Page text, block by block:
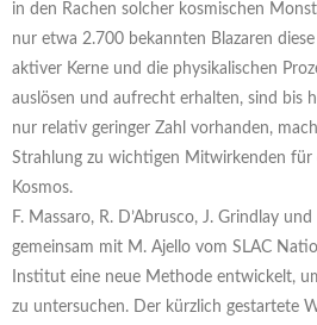
in den Rachen solcher kosmischen
nur etwa 2.700 bekannten Blazaren
aktiver Kerne und die physikalischen
auslösen und aufrecht erhalten, sind bis
nur relativ geringer Zahl vorhanden,
Strahlung zu wichtigen Mitwirkenden für
Kosmos.
F. Massaro, R. D’Abrusco, J. Grindlay
gemeinsam mit M. Ajello vom SLAC
Institut eine neue Methode entwickelt,
zu untersuchen. Der kürzlich gestartete